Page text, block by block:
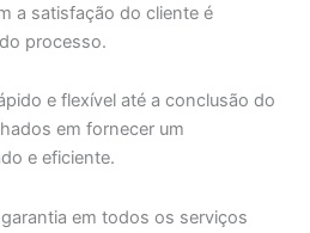
a satisfação do cliente é
processo.
e flexível até a conclusão do
em fornecer um
e eficiente.
em todos os serviços